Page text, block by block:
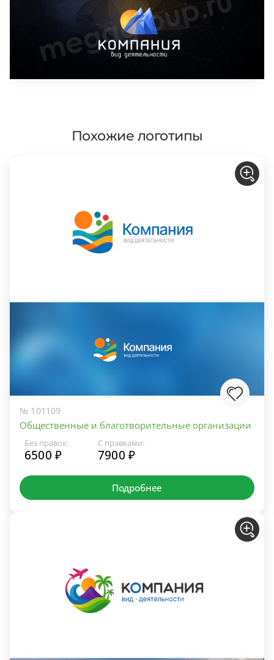
Похожие логотипы
№ 101109
Общественные и благотворительные организации
Без правок:
6500 ₽
С правками:
7900 ₽
Подробнее